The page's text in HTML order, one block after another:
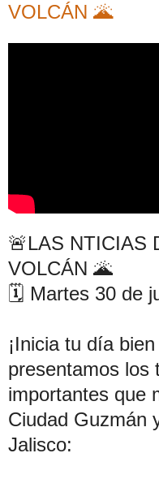
VOLCÁN 🌋
🚨LAS NTICIAS
VOLCÁN 🌋
🗓️ Martes 30 de
¡Inicia tu día
presentamos los
importantes que
Ciudad Guzmán
Jalisco: